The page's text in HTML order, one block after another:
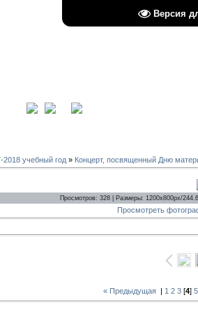
Версия
2018 учебный год » Концерт, посвященный Дню
Просмотров: 328 | Размеры: 1200x800px/
Просмотреть
« Предыдущая | 1 2 3 [4] 5